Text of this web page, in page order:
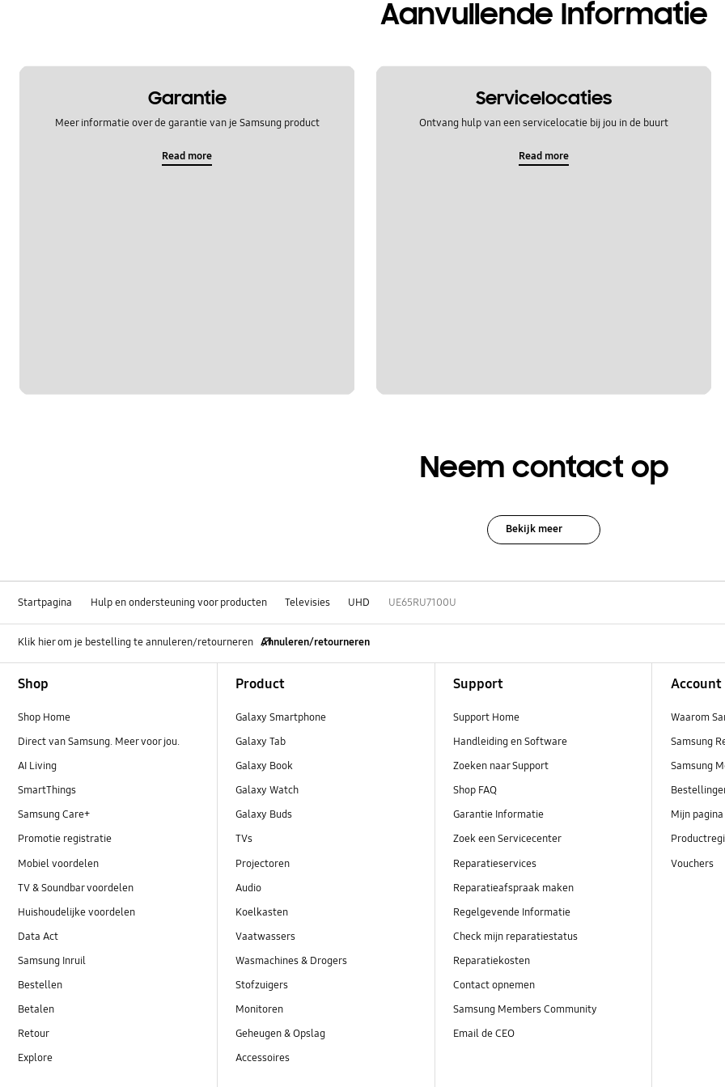
Aanvullende Informatie
Garantie
Meer informatie over de garantie van je Samsung product
Read more
Servicelocaties
Ontvang hulp van een servicelocatie bij jou in de buurt
Read more
Neem contact op
Bekijk meer
Startpagina Hulp en ondersteuning voor producten Televisies UHD UE65RU7100U
Klik hier om je bestelling te annuleren/retourneren Annuleren/retourneren
Shop
Shop Home
Direct van Samsung. Meer voor jou.
AI Living
SmartThings
Samsung Care+
Promotie registratie
Mobiel voordelen
TV & Soundbar voordelen
Huishoudelijke voordelen
Data Act
Samsung Inruil
Bestellen
Betalen
Retour
Explore
Product
Galaxy Smartphone
Galaxy Tab
Galaxy Book
Galaxy Watch
Galaxy Buds
TVs
Projectoren
Audio
Koelkasten
Vaatwassers
Wasmachines & Drogers
Stofzuigers
Monitoren
Geheugen & Opslag
Accessoires
Support
Support Home
Handleiding en Software
Zoeken naar Support
Shop FAQ
Garantie Informatie
Zoek een Servicecenter
Reparatieservices
Reparatieafspraak maken
Regelgevende Informatie
Check mijn reparatiestatus
Reparatiekosten
Contact opnemen
Samsung Members Community
Email de CEO
Account
Waarom
Samsung
Samsung
Mijn pagina
Vouchers